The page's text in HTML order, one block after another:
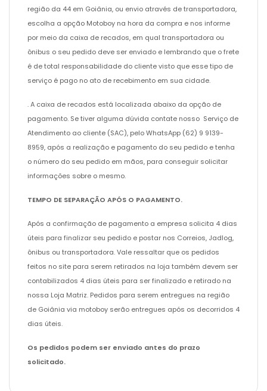
região da 44 em Goiânia, ou envio através de transportadora,
escolha a opção Motoboy na hora da compra e nos informe
por meio da caixa de recados, em qual transportadora ou
ônibus o seu pedido deve ser enviado e lembrando que o frete
é de total responsabilidade do cliente visto que esse tipo de
serviço é pago no ato de recebimento em sua cidade.
. A caixa de recados está localizada abaixo da opção de
pagamento. Se tiver alguma dúvida contate nosso Serviço de
Atendimento ao cliente (SAC), pelo WhatsApp (62) 9 9139-
8959, após a realização e pagamento do seu pedido e tenha
o número do seu pedido em mãos, para conseguir solicitar
informações sobre o mesmo.
TEMPO DE SEPARAÇÃO APÓS O PAGAMENTO.
Após a confirmação de pagamento a empresa solicita 4 dias
úteis para finalizar seu pedido e postar nos Correios, Jadlog,
ônibus ou transportadora. Vale ressaltar que os pedidos
feitos no site para serem retirados na loja também devem ser
contabilizados 4 dias úteis para ser finalizado e retirado na
nossa Loja Matriz. Pedidos para serem entregues na região
de Goiânia via motoboy serão entregues após os decorridos 4
dias úteis.
Os pedidos podem ser enviado antes do prazo
solicitado.